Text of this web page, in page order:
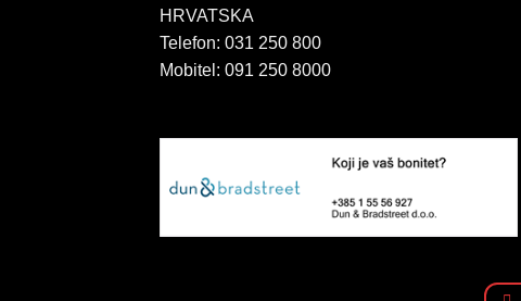
HRVATSKA
Telefon: 031 250 800
Mobitel: 091 250 8000